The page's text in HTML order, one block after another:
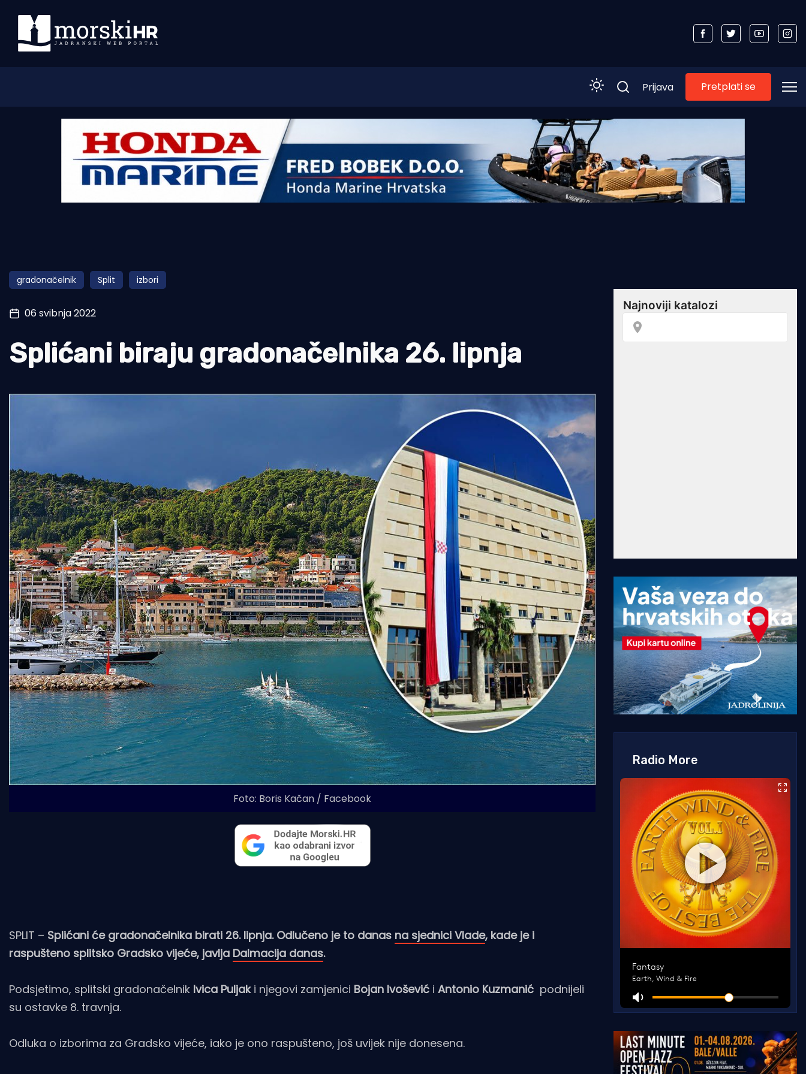
Morski plus
Pomorstvo
Ribolov
Tradicija i kultura
Prijava Pretplati se
gradonačelnik Split izbori
06 svibnja 2022
Splićani biraju gradonačelnika 26. lipnja
Foto: Boris Kačan / Facebook
SPLIT – Splićani će gradonačelnika birati 26. lipnja. Odlučeno je to danas na sjednici Vlade, kade je i
raspušteno splitsko Gradsko vijeće, javlja Dalmacija danas.
Podsjetimo, splitski gradonačelnik Ivica Puljaki njegovi zamjenici Bojan Ivošević i Antonio Kuzmanić podnijeli
su ostavke 8. travnja.
Odluka o izborima za Gradsko vijeće, iako je ono raspušteno, još uvijek nije donesena.
Radio More